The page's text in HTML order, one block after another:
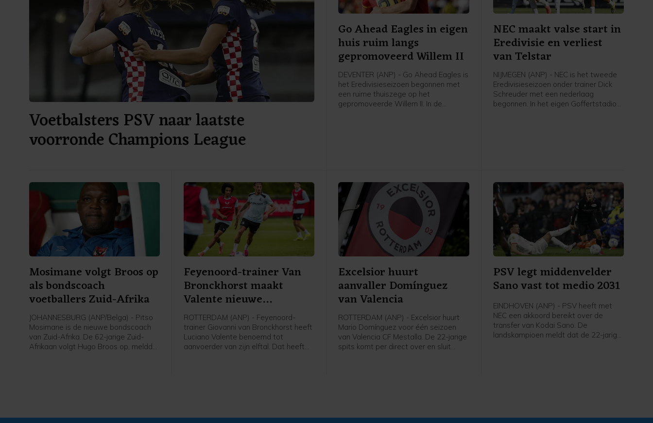
Voetbalsters PSV naar laatste
voorronde Champions League
Go Ahead Eagles in eigen
huis ruim langs
gepromoveerd Willem II
DEVENTER (ANP) - Go Ahead Eagles is
het Eredivisieseizoen begonnen met
een ruime thuiszege op het
gepromoveerde Willem II. In de
NEC maakt valse start in
Eredivisie en verliest
van Telstar
NIJMEGEN (ANP) - NEC is het tweede
Eredivisieseizoen onder trainer Dick
Schreuder met een nederlaag
begonnen. In het eigen Goffertstadion
Mosimane volgt Broos op
als bondscoach
voetballers Zuid-Afrika
JOHANNESBURG (ANP/Belga) - Pitso
Mosimane is de nieuwe bondscoach
van Zuid-Afrika. De 62-jarige Zuid-
Afrikaan volgt Hugo Broos op, meldde
Feyenoord-trainer Van
Bronckhorst maakt
Valente nieuwe
aanvoerder
ROTTERDAM (ANP) - Feyenoord-
trainer Giovanni van Bronckhorst heeft
Luciano Valente benoemd tot
aanvoerder van zijn elftal. Dat heeft
Excelsior huurt
aanvaller Domínguez
van Valencia
ROTTERDAM (ANP) - Excelsior huurt
Mario Domínguez voor één seizoen
van Valencia CF Mestalla. De 22-jarige
spits komt per direct over en sluit
PSV legt middenvelder
Sano vast tot medio 2031
EINDHOVEN (ANP) - PSV heeft met
NEC een akkoord bereikt over de
transfer van Kodai Sano. De
landskampioen meldt dat de 22-jarige